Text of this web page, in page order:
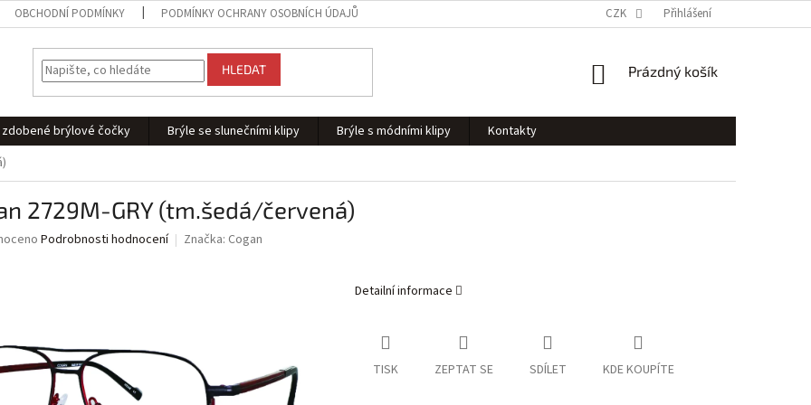
OBCHODNÍ PODMÍNKY PODMÍNKY OCHRANY OSOBNÍCH ÚDAJŮ CZK Přihlášení
HLEDAT
NÁKUPNÍ
Prázdný košík
brýlové čočky Brýle se slunečními klipy Brýle s módními klipy
Kontakty
2729M-GRY (tm.šedá/červená)
Podrobnosti hodnocení Značka: Cogan
Detailní informace
TISK ZEPTAT SE SDÍLET KDE KOUPÍTE